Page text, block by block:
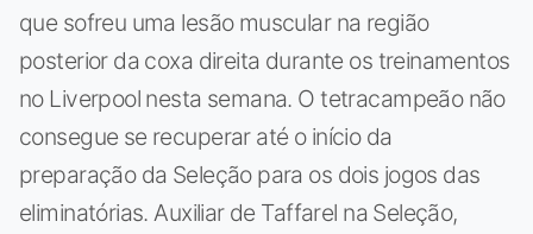
que sofreu uma lesão muscular na região
posterior da coxa direita durante os treinamentos
no Liverpool nesta semana. O tetracampeão não
consegue se recuperar até o início da
preparação da Seleção para os dois jogos das
eliminatórias. Auxiliar de Taffarel na Seleção,